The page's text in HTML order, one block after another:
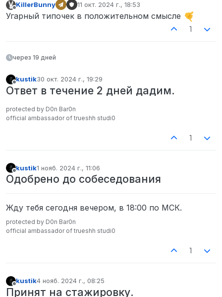
Не в сети
KillerBunny 11 окт. 2024 г., 18:53
отредактировано
Угарный типочек в положительном смысле
1
через 19 дней
kustik30 окт. 2024 г., 19:29
отредактировано
Ответ в течение 2 дней дадим.
protected by D0n Bar0n
official ambassador of trueshh studi0
1
Не в сети
kustik1 нояб. 2024 г., 11:06
отредактировано
Одобрено до собеседования
Жду тебя сегодня вечером, в 18:00 по МСК.
protected by D0n Bar0n
official ambassador of trueshh studi0
1
kustik4 нояб. 2024 г., 08:25
отредактировано
Принят на стажировку.